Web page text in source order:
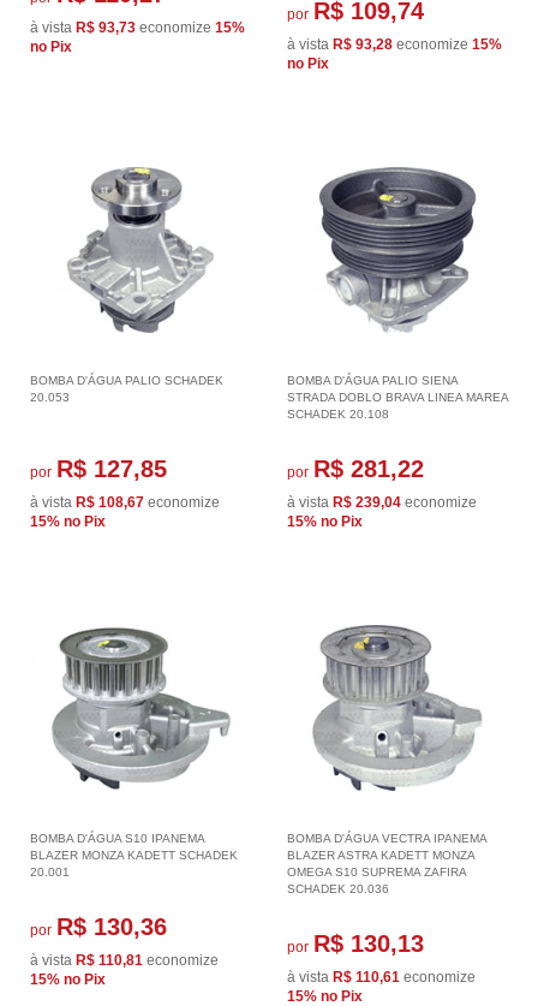
à vista R$ 93,73 economize 15%
no Pix
por R$ 109,74
à vista R$ 93,28 economize 15%
no Pix
BOMBA D'ÁGUA PALIO SCHADEK
20.053
por R$ 127,85
à vista R$ 108,67 economize
15% no Pix
BOMBA D'ÁGUA PALIO SIENA
STRADA DOBLO BRAVA LINEA MAREA
SCHADEK 20.108
por R$ 281,22
à vista R$ 239,04 economize
15% no Pix
BOMBA D'ÁGUA S10 IPANEMA
BLAZER MONZA KADETT SCHADEK
20.001
por R$ 130,36
à vista R$ 110,81 economize
15% no Pix
BOMBA D'ÁGUA VECTRA IPANEMA
BLAZER ASTRA KADETT MONZA
OMEGA S10 SUPREMA ZAFIRA
SCHADEK 20.036
por R$ 130,13
à vista R$ 110,61 economize
15% no Pix